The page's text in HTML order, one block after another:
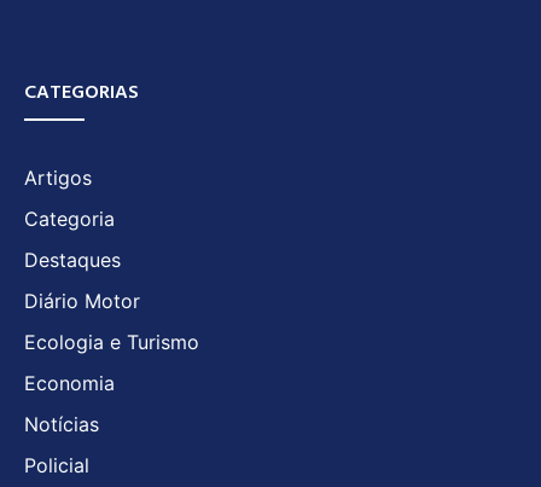
CATEGORIAS
Artigos
Categoria
Destaques
Diário Motor
Ecologia e Turismo
Economia
Notícias
Policial